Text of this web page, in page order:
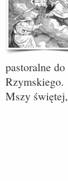
pastoralne
Mszy